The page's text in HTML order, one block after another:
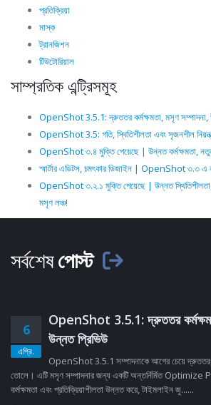
প্রতিক্রিয়া
মাস্ক
ট্রানজিশন
টিউটোরিয়াল
সাম্প্রতিক এন্ট্রিসমূহ
OpenShot 3.5.1: দ্রুততর কর্মক্ষমতা, মসৃণ সম্পাদনা,
OpenShot 3.5: গতি, স্থিতিশীলতা এবং সৃজনশীল
OpenShot ৩.৪ মুক্তি পেয়েছে | উন্নত কর্মক্ষমতা,
স্মার্টার এডিটস, চমৎকার ডিজাইন | OpenShot ৩.৩
OpenShot ৩.২.১ মুক্তি পেয়েছে | উন্নত
মসৃণ লঞ্চ!
সর্বশেষপোস্ট
6
এপ্রি.
OpenShot 3.5.1: দ্রুততর
উন্নত প্রিভিউ
OpenShot 3.5.1 সম্পাদনাকে আগের চেয়ে
তোলে। এটি মসৃণ সম্পাদনার জন্য একটি অন্তর্নির্মিত
কর্মক্ষমতা এবং প্রতিক্রিয়াশীলতা উন্নত করে, টাইমলাইন জু......